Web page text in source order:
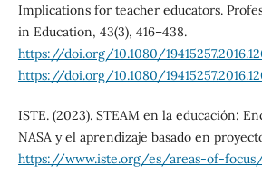
Implications for teacher educators.
in Education, 43(3), 416–438.
https://doi.org/10.1080/
https://doi.org/10.1080/
ISTE. (2023). STEAM en la educación:
NASA y el aprendizaje basado en
https://www.iste.org/es/areas-of-